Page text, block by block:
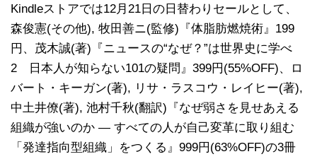
Kindleストアでは12月21日の日替わりセールとして、
森俊憲(その他), 牧田善ニ(監修)『体脂肪燃焼術』199
円、茂木誠(著)『ニュースの“なぜ？”は世界史に学べ
2 日本人が知らない101の疑問』399円(55%OFF)、ロ
バート・キーガン(著), リサ・ラスコウ・レイヒー(著),
中土井僚(著), 池村千秋(翻訳)『なぜ弱さを見せあえる
組織が強いのか ― すべての人が自己変革に取り組む
「発達指向型組織」をつくる』999円(63%OFF)の3冊